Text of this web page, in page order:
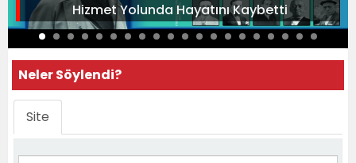
Hizmet Yolunda Hayatını Kaybetti
Neler Söylendi?
Site